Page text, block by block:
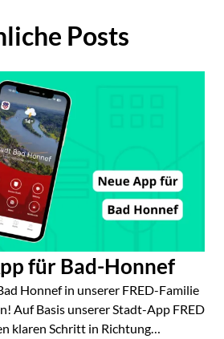
Posts
für Bad-Honnef
Honnef in unserer FRED-Familie
Auf Basis unserer Stadt-App FRED
klaren Schritt in Richtung…